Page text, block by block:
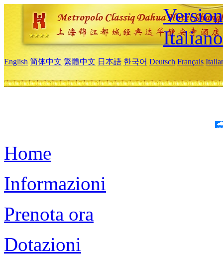
Italiano
English 简体中文 繁體中文 日本語 한국어 Deutsch Français
Home
Informazioni
Prenota ora
Dotazioni